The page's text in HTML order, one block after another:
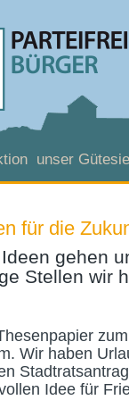
unser
für die
gehen
Stellen wir
Wir haben
Idee für